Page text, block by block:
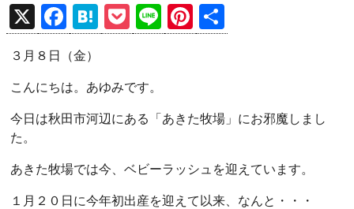
X
F
a
ce
b
o
k
H
at
n
a
P
o
et
Li
n
Pi
nt
t
有
３月８日（金）
こんにちは。あゆみです。
今日は秋田市河辺にある「あきた牧場」にお邪魔しまし
た。
あきた牧場では今、ベビーラッシュを迎えています。
１月２０日に今年初出産を迎えて以来、なんと・・・